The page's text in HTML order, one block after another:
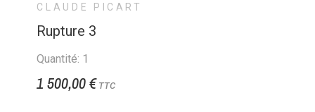
CLAUDE PICART
Rupture 3
Quantité: 1
1 500,00 € TTC